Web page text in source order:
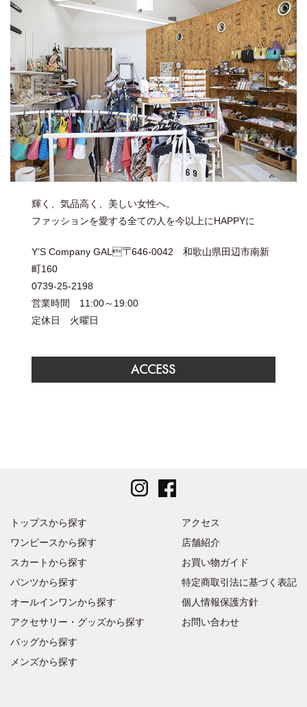
輝く、気品高く、美しい女性へ。
ファッションを愛する全ての人を今以上にHAPPYに
Y’S Company GAL〒646-0042 和歌山県田辺市南新
町160
0739-25-2198
営業時間 11:00～19:00
定休日 火曜日
ACCESS
トップスから探す
ワンピースから探す
スカートから探す
パンツから探す
オールインワンから探す
アクセサリー・グッズから探す
バッグから探す
メンズから探す
アクセス
店舗紹介
お買い物ガイド
特定商取引法に基づく表記
個人情報保護方針
お問い合わせ